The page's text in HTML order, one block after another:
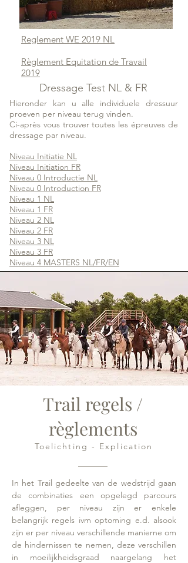
Reglement WE 2019 NL
Règlement Equitation de Travail
2019
Dressage Test NL & FR
Hieronder kan u alle individuele dressuur
proeven per niveau terug vinden.
Ci-après vous trouver toutes les épreuves de
dressage par niveau.
Niveau Initiatie NL
Niveau Initiation FR
Niveau 0 Introductie NL
Niveau 0 Introduction FR
Niveau 1 NL
Niveau 1 FR
Niveau 2 NL
Niveau 2 FR
Niveau 3 NL
Niveau 3 FR
Niveau 4 MASTERS NL/FR/EN
Trail regels /
règlements
Toelichting - Explication
In het Trail gedeelte van de wedstrijd gaan
de combinaties een opgelegd parcours
afleggen, per niveau zijn er enkele
belangrijk regels ivm optoming e.d. alsook
zijn er per niveau verschillende manierne om
de hindernissen te nemen, deze verschillen
in moeilijkheidsgraad naargelang het